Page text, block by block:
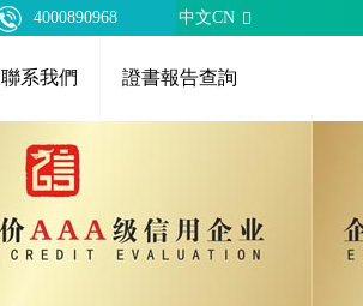
中文CN
4000890968
聯系我們 證書報告查詢